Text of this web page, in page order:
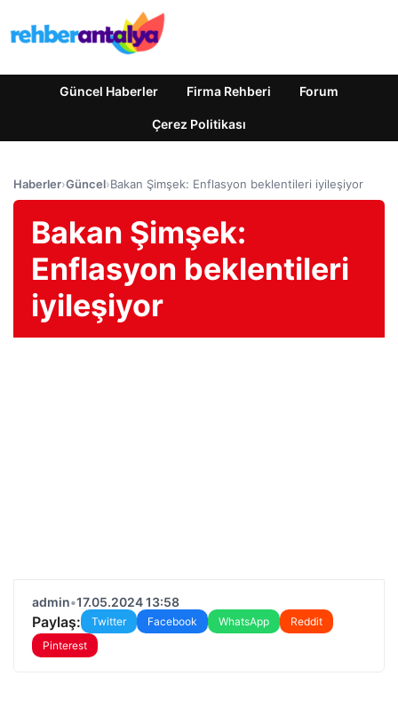
Güncel Haberler Firma Rehberi Forum
Çerez Politikası
Haberler›Güncel›Bakan Şimşek: Enflasyon beklentileri iyileşiyor
Bakan Şimşek:
Enflasyon beklentileri
iyileşiyor
admin•17.05.2024 13:58
Paylaş: Twitter Facebook WhatsApp
Reddit
Pinterest